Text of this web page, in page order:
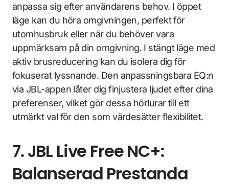
anpassa sig efter användarens behov. I öppet
läge kan du höra omgivningen, perfekt för
utomhusbruk eller när du behöver vara
uppmärksam på din omgivning. I stängt läge med
aktiv brusreducering kan du isolera dig för
fokuserat lyssnande. Den anpassningsbara EQ:n
via JBL-appen låter dig finjustera ljudet efter dina
preferenser, vilket gör dessa hörlurar till ett
utmärkt val för den som värdesätter flexibilitet.
7. JBL Live Free NC+:
Balanserad Prestanda